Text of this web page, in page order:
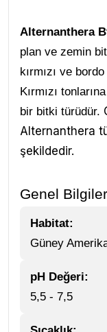
Alternanthera
plan ve zemin
kırmızı ve
Kırmızı
bir bitki türüdür.
Alternanthera
şekildedir.
Genel Bilgiler
Habitat:
Güney
pH Değeri:
5,5 - 7,5